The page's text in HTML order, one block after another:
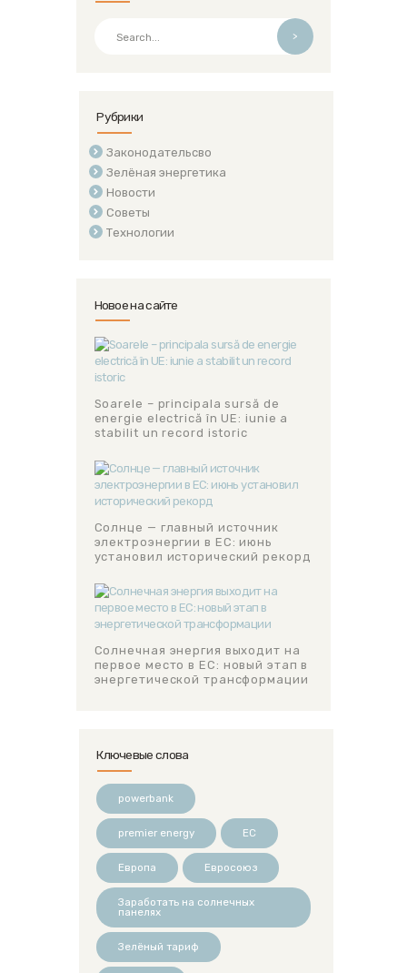
>
Рубрики
Законодательсво
Зелёная энергетика
Новости
Советы
Технологии
Новое на сайте
Soarele – principala sursă de
energie electrică în UE: iunie a
stabilit un record istoric
Солнце — главный источник
электроэнергии в ЕС: июнь
установил исторический рекорд
Солнечная энергия выходит на
первое место в ЕС: новый этап в
энергетической трансформации
Ключевые слова
powerbank
premier energy ЕС
Европа Евросоюз
Заработать на солнечных
панелях
Зелёный тариф